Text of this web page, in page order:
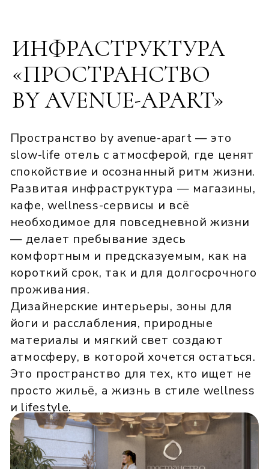
ЦЕНТР
ГОРОДА
ВОКЗАЛ
РЕСТОРАНЫ
АЭРОПОРТ
17 мин
2 мин
20 мин
15 мин